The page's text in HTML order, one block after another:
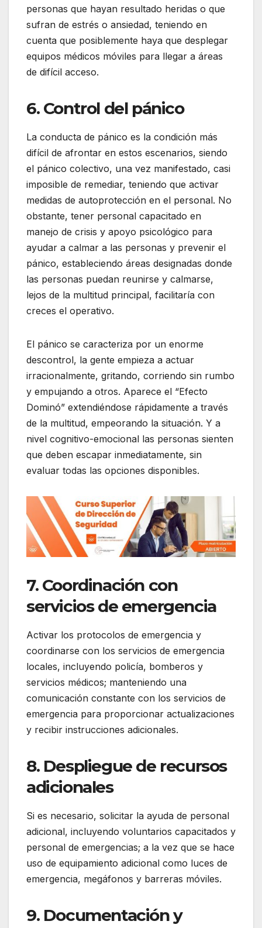
personas que hayan resultado heridas o que
sufran de estrés o ansiedad, teniendo en
cuenta que posiblemente haya que desplegar
equipos médicos móviles para llegar a áreas
de difícil acceso.
6. Control del pánico
La conducta de pánico es la condición más
difícil de afrontar en estos escenarios, siendo
el pánico colectivo, una vez manifestado, casi
imposible de remediar, teniendo que activar
medidas de autoprotección en el personal. No
obstante, tener personal capacitado en
manejo de crisis y apoyo psicológico para
ayudar a calmar a las personas y prevenir el
pánico, estableciendo áreas designadas donde
las personas puedan reunirse y calmarse,
lejos de la multitud principal, facilitaría con
creces el operativo.
El pánico se caracteriza por un enorme
descontrol, la gente empieza a actuar
irracionalmente, gritando, corriendo sin rumbo
y empujando a otros. Aparece el “Efecto
Dominó” extendiéndose rápidamente a través
de la multitud, empeorando la situación. Y a
nivel cognitivo-emocional las personas sienten
que deben escapar inmediatamente, sin
evaluar todas las opciones disponibles.
7. Coordinación con
servicios de emergencia
Activar los protocolos de emergencia y
coordinarse con los servicios de emergencia
locales, incluyendo policía, bomberos y
servicios médicos; manteniendo una
comunicación constante con los servicios de
emergencia para proporcionar actualizaciones
y recibir instrucciones adicionales.
8. Despliegue de recursos
adicionales
Si es necesario, solicitar la ayuda de personal
adicional, incluyendo voluntarios capacitados y
personal de emergencias; a la vez que se hace
uso de equipamiento adicional como luces de
emergencia, megáfonos y barreras móviles.
9. Documentación y